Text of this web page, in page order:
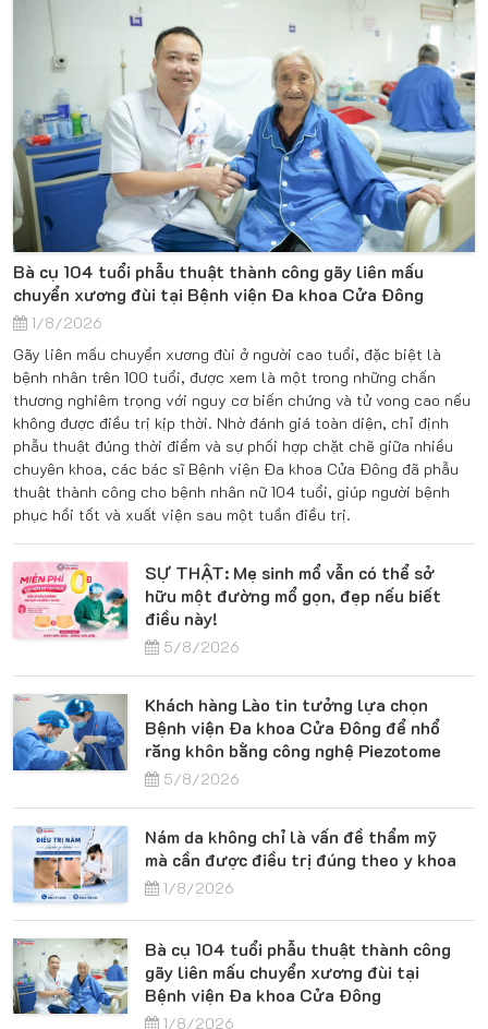
Bà cụ 104 tuổi phẫu thuật thành công gãy liên mấu
chuyển xương đùi tại Bệnh viện Đa khoa Cửa Đông
1/8/2026
Gãy liên mấu chuyển xương đùi ở người cao tuổi, đặc biệt là
bệnh nhân trên 100 tuổi, được xem là một trong những chấn
thương nghiêm trọng với nguy cơ biến chứng và tử vong cao nếu
không được điều trị kịp thời. Nhờ đánh giá toàn diện, chỉ định
phẫu thuật đúng thời điểm và sự phối hợp chặt chẽ giữa nhiều
chuyên khoa, các bác sĩ Bệnh viện Đa khoa Cửa Đông đã phẫu
thuật thành công cho bệnh nhân nữ 104 tuổi, giúp người bệnh
phục hồi tốt và xuất viện sau một tuần điều trị.
SỰ THẬT: Mẹ sinh mổ vẫn có thể sở
hữu một đường mổ gọn, đẹp nếu biết
điều này!
5/8/2026
Khách hàng Lào tin tưởng lựa chọn
Bệnh viện Đa khoa Cửa Đông để nhổ
răng khôn bằng công nghệ Piezotome
5/8/2026
Nám da không chỉ là vấn đề thẩm mỹ
mà cần được điều trị đúng theo y khoa
1/8/2026
Bà cụ 104 tuổi phẫu thuật thành công
gãy liên mấu chuyển xương đùi tại
Bệnh viện Đa khoa Cửa Đông
1/8/2026